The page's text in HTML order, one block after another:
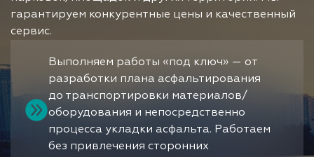
гарантируем конкурентные цены и качественный
сервис.
Выполняем работы «под ключ» — от
разработки плана асфальтирования
до транспортировки материалов/
оборудования и непосредственно
процесса укладки асфальта. Работаем
без привлечения сторонних